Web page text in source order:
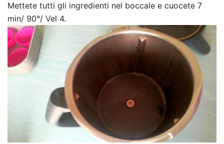
Mettete tutti gli ingredienti nel boccale e cuocete 7
min/ 90°/ Vel 4.